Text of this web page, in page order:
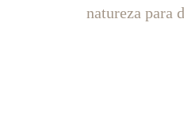
natureza para